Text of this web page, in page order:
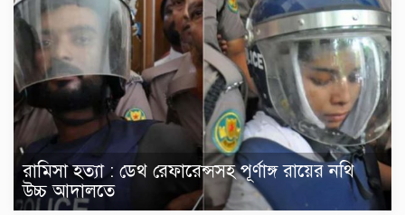
রামিসা হত্যা : ডেথ রেফারেন্সসহ পূর্ণাঙ্গ রায়ের নথি
উচ্চ আদালতে